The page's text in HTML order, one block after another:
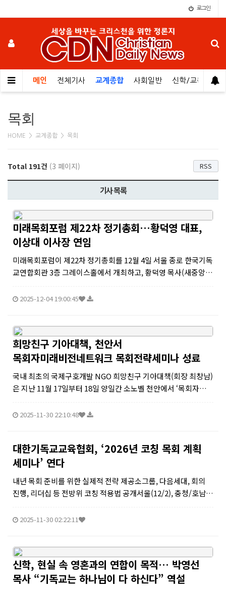
로그인
메인 전체기사 교계종합 사회일반 신학/교육 오
목회
HOME > 교계종합 > 목회
Total 191건 (3 페이지) RSS
기사 목록
미래목회포럼 제22차 정기총회…황덕영 대표,
이상대 이사장 연임
미래목회포럼이 제22차 정기총회를 12월 4일 서울 종로 한국기독
교연합회관 3층 그레이스홀에서 개최하고, 황덕영 목사(새중앙교
임했다.황덕영 대표는 인사말을 통해 “부족한 저를 다시 세워주신
2025-12-04 19:00:45
희망친구 기아대책, 천안서
목회자미래비전네트워크 목회전략세미나 성료
국내 최초의 국제구호개발 NGO 희망친구 기아대책(회장 최창남)
은 지난 11월 17일부터 18일 양일간 소노벨 천안에서 ‘목회자미래
세미나는 희망친구 기아대책이 운영하는 4050 목회자들의 모임
2025-11-30 22:10:48
대한기독교교육협회, ‘2026년 코칭 목회 계획
세미나’ 연다
내년 목회 준비를 위한 실제적 전략 제공소그룹, 다음세대, 회의
진행, 리더십 등 전방위 코칭 적용법 공개서울(12/2), 충청/호남
육협회(이사장 신상범 목사, 사무총장 유윤종 목사)가 다가오는 ...
2025-11-30 02:22:11
신학, 현실 속 영혼과의 연합이 목적… 박영선
목사 “기독교는 하나님이 다 하신다” 역설